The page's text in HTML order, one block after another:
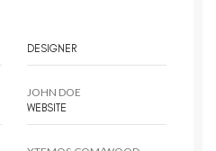
DESIGNER
JOHN DOE
WEBSITE